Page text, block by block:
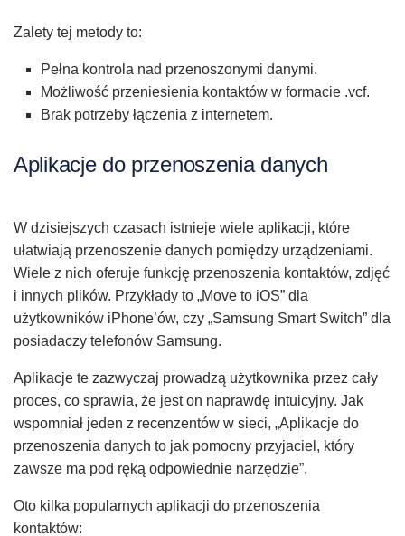
Zalety tej metody to:
Pełna kontrola nad przenoszonymi danymi.
Możliwość przeniesienia kontaktów w formacie .vcf.
Brak potrzeby łączenia z internetem.
Aplikacje do przenoszenia danych
W dzisiejszych czasach istnieje wiele aplikacji, które
ułatwiają przenoszenie danych pomiędzy urządzeniami.
Wiele z nich oferuje funkcję przenoszenia kontaktów, zdjęć
i innych plików. Przykłady to „Move to iOS” dla
użytkowników iPhone’ów, czy „Samsung Smart Switch” dla
posiadaczy telefonów Samsung.
Aplikacje te zazwyczaj prowadzą użytkownika przez cały
proces, co sprawia, że jest on naprawdę intuicyjny. Jak
wspomniał jeden z recenzentów w sieci, „Aplikacje do
przenoszenia danych to jak pomocny przyjaciel, który
zawsze ma pod ręką odpowiednie narzędzie”.
Oto kilka popularnych aplikacji do przenoszenia
kontaktów: